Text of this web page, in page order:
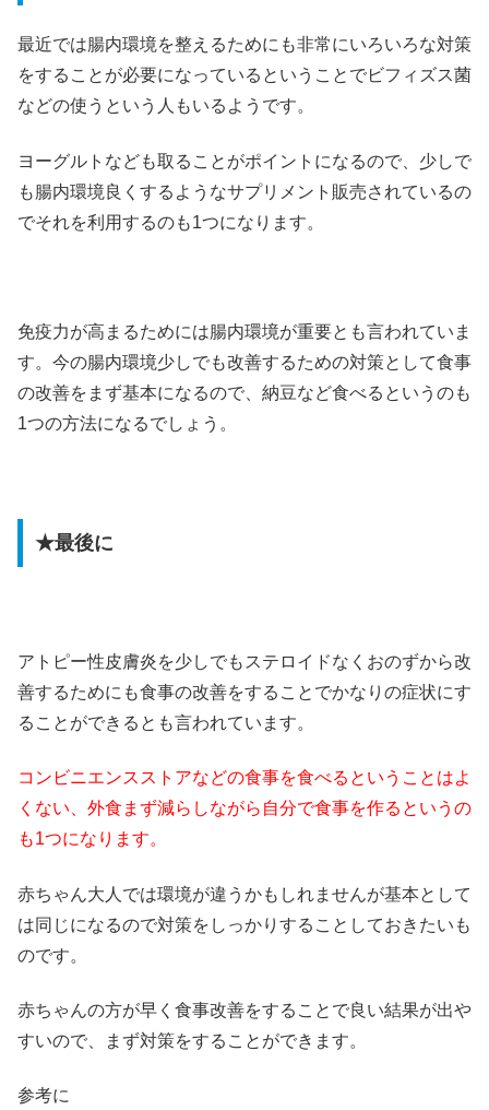
最近では腸内環境を整えるためにも非常にいろいろな対策
をすることが必要になっているということでビフィズス菌
などの使うという人もいるようです。
ヨーグルトなども取ることがポイントになるので、少しで
も腸内環境良くするようなサプリメント販売されているの
でそれを利用するのも1つになります。
免疫力が高まるためには腸内環境が重要とも言われていま
す。今の腸内環境少しでも改善するための対策として食事
の改善をまず基本になるので、納豆など食べるというのも
1つの方法になるでしょう。
★最後に
アトピー性皮膚炎を少しでもステロイドなくおのずから改
善するためにも食事の改善をすることでかなりの症状にす
ることができるとも言われています。
コンビニエンスストアなどの食事を食べるということはよ
くない、外食まず減らしながら自分で食事を作るというの
も1つになります。
赤ちゃん大人では環境が違うかもしれませんが基本として
は同じになるので対策をしっかりすることしておきたいも
のです。
赤ちゃんの方が早く食事改善をすることで良い結果が出や
すいので、まず対策をすることができます。
参考に